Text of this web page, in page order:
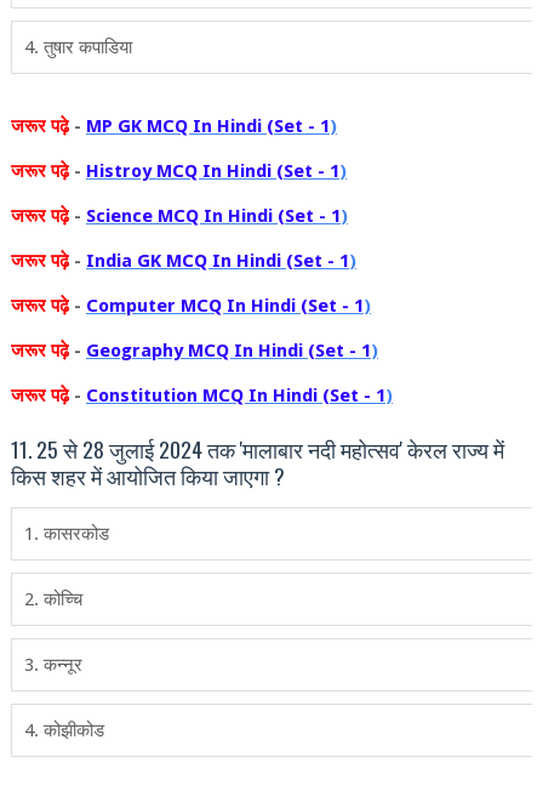
4. तुषार कपाडिया
जरूर पढ़े- MP GK MCQ In Hindi (Set - 1)
जरूर पढ़े- Histroy MCQ In Hindi (Set - 1)
जरूर पढ़े- Science MCQ In Hindi (Set - 1)
जरूर पढ़े- India GK MCQ In Hindi (Set - 1)
जरूर पढ़े- Computer MCQ In Hindi (Set - 1)
जरूर पढ़े- Geography MCQ In Hindi (Set - 1)
जरूर पढ़े- Constitution MCQ In Hindi (Set - 1)
11. 25 से 28 जुलाई 2024 तक 'मालाबार नदी महोत्‍सव' केरल राज्‍य में
किस शहर में आयोजित किया जाएगा ?
1. कासरकोड
2. कोच्चि
3. कन्‍नूर
4. कोझीकोड